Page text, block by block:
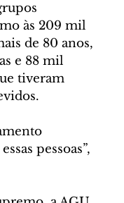
às 209 mil
de 80 anos,
e 88 mil
tiveram
pessoas”,